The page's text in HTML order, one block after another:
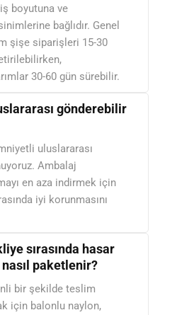
boyutuna ve
bağlıdır. Genel
şişe siparişleri 15-30
30-60 gün sürebilir.
gönderebilir
uluslararası
Ambalaj
en aza indirmek için
iyi korunmasını
sırasında hasar
paketlenir?
bir şekilde teslim
için balonlu naylon,